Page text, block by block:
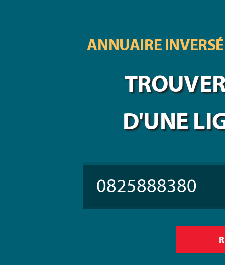
ANNUAIRE
D'UNE